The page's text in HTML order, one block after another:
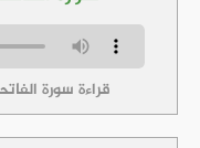
قراءة سورة